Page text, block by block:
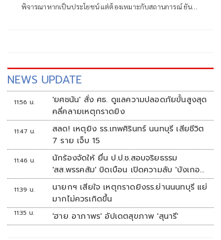
พิจารณาหากเป็นประโยชน์ แต่ต้องเหมาะกับสถานการณ์ ยัน
NEWS UPDATE
11:56 น.
'ยศชนัน' สั่ง ศธ. ดูแลความปลอดภัยขั้นสูงสุด
คลี่คลายเหตุกราดยิง
11:47 น.
สลด! เหตุยิง รร.เทพศิรินทร์ นนทบุรี เสียชีวิต
7 ราย เจ็บ 15
11:46 น.
นักร้องจัดให้ ยื่น ป.ป.ช.สอบจริยธรรม
'สส.พรรคส้ม' บิดเบือน เปิดความลับ 'บังเกอร์
ทหาร'
11:39 น.
นายกฯ เสียใจ เหตุกราดยิงรร.ย่านนนทบุรี แย่
มากไม่ควรเกิดขึ้น
11:35 น. 'ฮาย อาภาพร' อัปเดตสุขภาพ 'สุนารี'